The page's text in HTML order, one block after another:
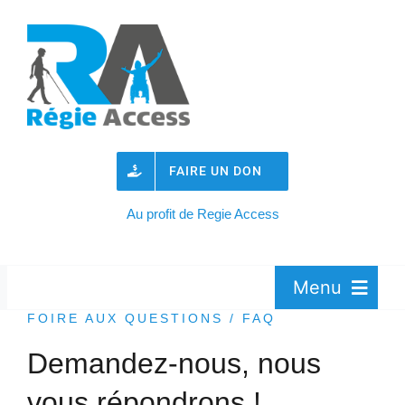
contenu
FAIRE UN DON
Au profit de Regie Access
Menu
Association
FOIRE AUX QUESTIONS / FAQ
Demandez-nous, nous